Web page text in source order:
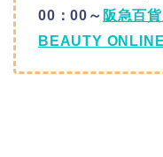
00：00～ 阪急百
BEAUTY ONLINE